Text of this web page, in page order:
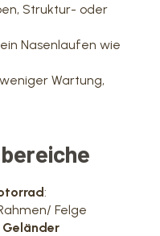
Struktur- oder
Nasenlaufen wie
Wartung,
:
Felge
Geländer